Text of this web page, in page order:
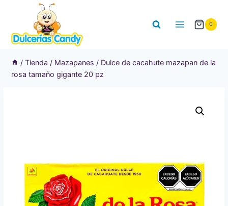
contenido
0
/ Tienda / Mazapanes / Dulce de cacahute mazapan de la
rosa tamaño gigante 20 pz